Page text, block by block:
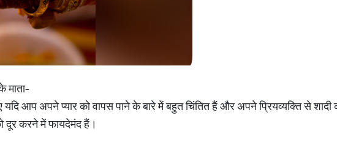
माता-
यदि आप अपने प्यार को वापस पाने के बारे में बहुत चिंतित हैं और अपने प्रियव्यक्ति से
दूर करने में फायदेमंद हैं।